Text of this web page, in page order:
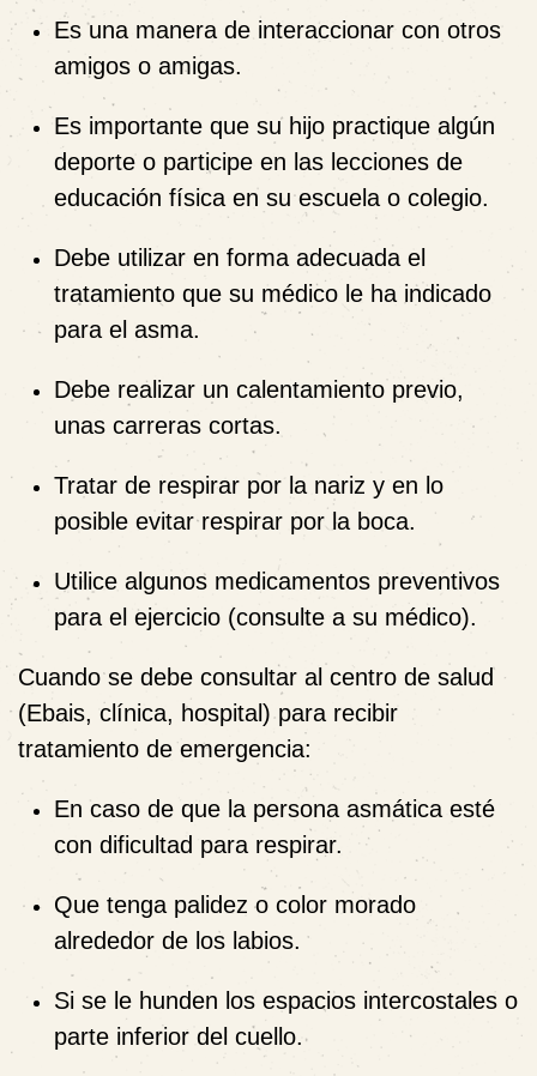
Es una manera de interaccionar con otros
amigos o amigas.
Es importante que su hijo practique algún
deporte o participe en las lecciones de
educación física en su escuela o colegio.
Debe utilizar en forma adecuada el
tratamiento que su médico le ha indicado
para el asma.
Debe realizar un calentamiento previo,
unas carreras cortas.
Tratar de respirar por la nariz y en lo
posible evitar respirar por la boca.
Utilice algunos medicamentos preventivos
para el ejercicio (consulte a su médico).
Cuando se debe consultar al centro de salud
(Ebais, clínica, hospital) para recibir
tratamiento de emergencia:
En caso de que la persona asmática esté
con dificultad para respirar.
Que tenga palidez o color morado
alrededor de los labios.
Si se le hunden los espacios intercostales o
parte inferior del cuello.